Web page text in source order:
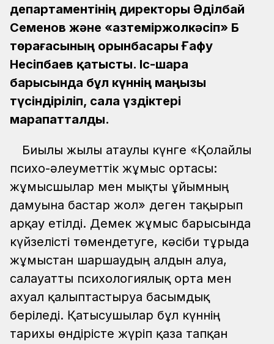
департаментінің директоры Әділбай
Семенов және «Қазтеміржолкәсіп» ҚБ
төрағасының орынбасары Ғафу
Несіпбаев қатысты. Іс-шара
барысында бұл күннің маңызы
түсіндіріліп, сала үздіктері
марапатталды.
Биылғы жылы атаулы күнге «Қолайлы
психо-әлеуметтік жұмыс ортасы:
жұмысшылар мен мықты ұйымның
дамуына бастар жол» деген тақырып
арқау етілді. Демек жұмыс барысында
күйзелісті төмендетуге, кәсіби тұрғыда
жұмыстан шаршаудың алдын алуға,
салауатты психологиялық орта мен
ахуал қалыптастыруға басымдық
беріледі. Қатысушылар бұл күннің
тарихы өндірісте жүріп қаза тапқан